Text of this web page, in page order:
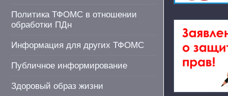
Политика ТФОМС в отношении
обработки ПДн
Информация для других ТФОМС
Публичное информирование
Здоровый образ жизни